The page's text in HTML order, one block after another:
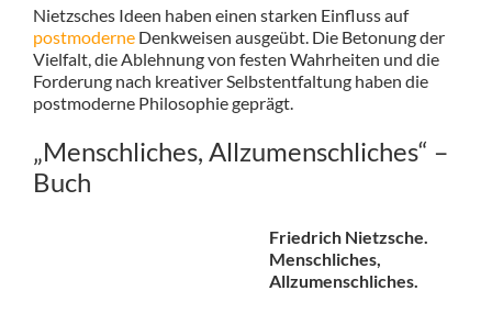
Nietzsches Ideen haben einen starken Einfluss auf
postmoderneDenkweisen ausgeübt. Die Betonung der
Vielfalt, die Ablehnung von festen Wahrheiten und die
Forderung nach kreativer Selbstentfaltung haben die
postmoderne Philosophie geprägt.
„Menschliches, Allzumenschliches“ –
Buch
Friedrich Nietzsche.
Menschliches,
Allzumenschliches.